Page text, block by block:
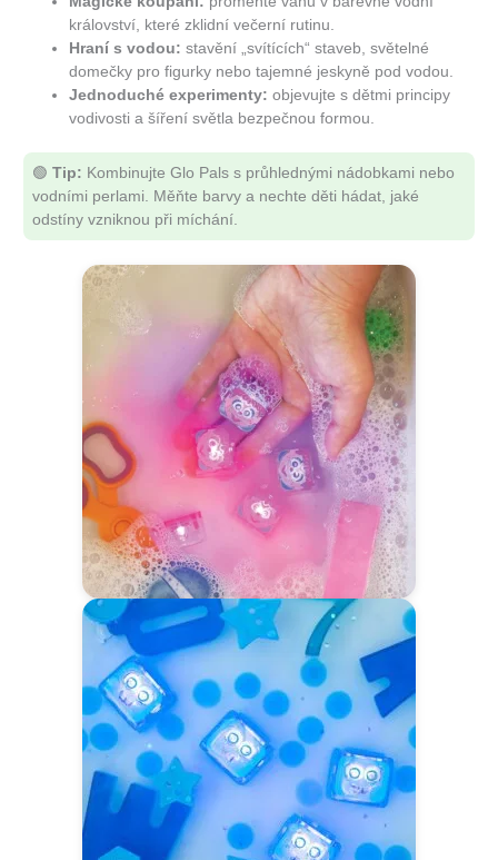
království, které zklidní večerní rutinu.
Hraní s vodou: stavění „svítících“ staveb, světelné
domečky pro figurky nebo tajemné jeskyně pod vodou.
Jednoduché experimenty: objevujte s dětmi principy
vodivosti a šíření světla bezpečnou formou.
🟢Tip: Kombinujte Glo Pals s průhlednými nádobkami nebo
vodními perlami. Měňte barvy a nechte děti hádat, jaké
odstíny vzniknou při míchání.